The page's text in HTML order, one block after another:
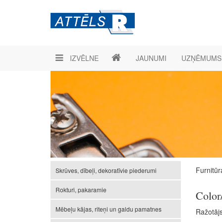
IZVĒLNE JAUNUMI UZŅĒMUMS
Skrūves, dībeļi, dekoratīvie piederumi
Rokturi, pakaramie
Mēbeļu kājas, riteņi un galdu pamatnes